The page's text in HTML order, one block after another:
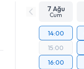
7 Ağu
Cum
14:00
15:00
16:00